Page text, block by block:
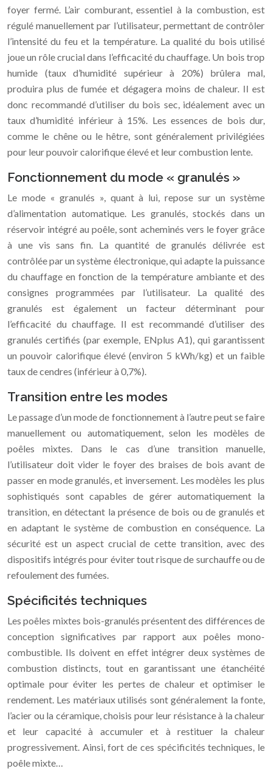
foyer fermé. L’air comburant, essentiel à la combustion, est
régulé manuellement par l’utilisateur, permettant de contrôler
l’intensité du feu et la température. La qualité du bois utilisé
joue un rôle crucial dans l’efficacité du chauffage. Un bois trop
humide (taux d’humidité supérieur à 20%) brûlera mal,
produira plus de fumée et dégagera moins de chaleur. Il est
donc recommandé d’utiliser du bois sec, idéalement avec un
taux d’humidité inférieur à 15%. Les essences de bois dur,
comme le chêne ou le hêtre, sont généralement privilégiées
pour leur pouvoir calorifique élevé et leur combustion lente.
Fonctionnement du mode « granulés »
Le mode « granulés », quant à lui, repose sur un système
d’alimentation automatique. Les granulés, stockés dans un
réservoir intégré au poêle, sont acheminés vers le foyer grâce
à une vis sans fin. La quantité de granulés délivrée est
contrôlée par un système électronique, qui adapte la puissance
du chauffage en fonction de la température ambiante et des
consignes programmées par l’utilisateur. La qualité des
granulés est également un facteur déterminant pour
l’efficacité du chauffage. Il est recommandé d’utiliser des
granulés certifiés (par exemple, ENplus A1), qui garantissent
un pouvoir calorifique élevé (environ 5 kWh/kg) et un faible
taux de cendres (inférieur à 0,7%).
Transition entre les modes
Le passage d’un mode de fonctionnement à l’autre peut se faire
manuellement ou automatiquement, selon les modèles de
poêles mixtes. Dans le cas d’une transition manuelle,
l’utilisateur doit vider le foyer des braises de bois avant de
passer en mode granulés, et inversement. Les modèles les plus
sophistiqués sont capables de gérer automatiquement la
transition, en détectant la présence de bois ou de granulés et
en adaptant le système de combustion en conséquence. La
sécurité est un aspect crucial de cette transition, avec des
dispositifs intégrés pour éviter tout risque de surchauffe ou de
refoulement des fumées.
Spécificités techniques
Les poêles mixtes bois-granulés présentent des différences de
conception significatives par rapport aux poêles mono-
combustible. Ils doivent en effet intégrer deux systèmes de
combustion distincts, tout en garantissant une étanchéité
optimale pour éviter les pertes de chaleur et optimiser le
rendement. Les matériaux utilisés sont généralement la fonte,
l’acier ou la céramique, choisis pour leur résistance à la chaleur
et leur capacité à accumuler et à restituer la chaleur
progressivement. Ainsi, fort de ces spécificités techniques, le
poêle mixte…